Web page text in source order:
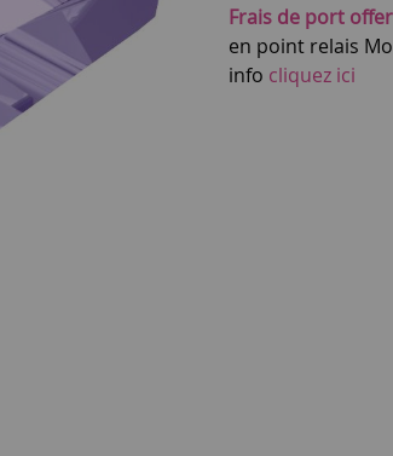
Frais de port
en point relais
info cliquez ici